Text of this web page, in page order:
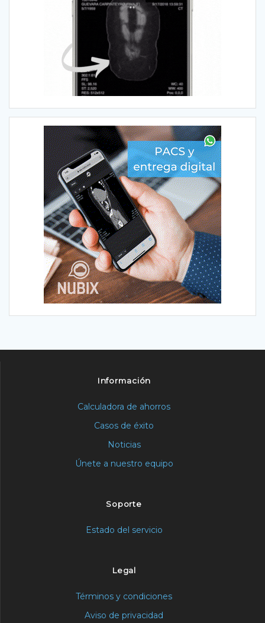
Información
Calculadora de ahorros
Casos de éxito
Noticias
Únete a nuestro equipo
Soporte
Estado del servicio
Legal
Términos y condiciones
Aviso de privacidad